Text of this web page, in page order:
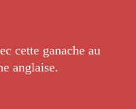
cette ganache au
anglaise.